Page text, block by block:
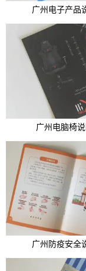
广州电子产品
广州电脑椅
广州防疫安全